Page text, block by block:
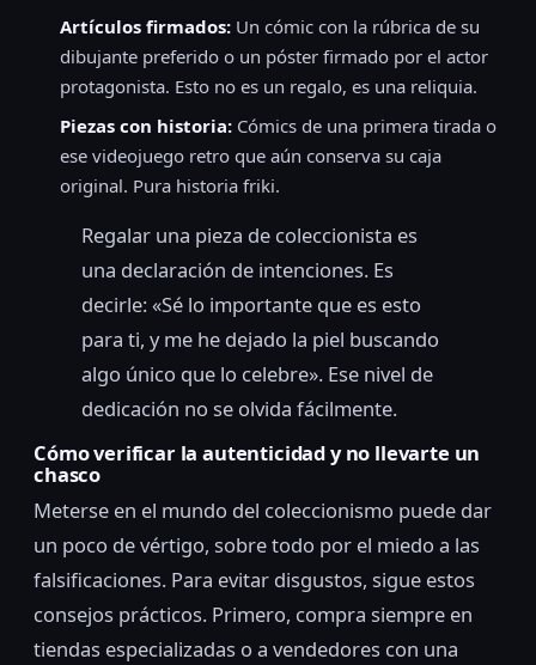
Artículos firmados: Un cómic con la rúbrica de su
dibujante preferido o un póster firmado por el actor
protagonista. Esto no es un regalo, es una reliquia.
Piezas con historia: Cómics de una primera tirada o
ese videojuego retro que aún conserva su caja
original. Pura historia friki.
Regalar una pieza de coleccionista es
una declaración de intenciones. Es
decirle: «Sé lo importante que es esto
para ti, y me he dejado la piel buscando
algo único que lo celebre». Ese nivel de
dedicación no se olvida fácilmente.
Cómo verificar la autenticidad y no llevarte un
chasco
Meterse en el mundo del coleccionismo puede dar
un poco de vértigo, sobre todo por el miedo a las
falsificaciones. Para evitar disgustos, sigue estos
consejos prácticos. Primero, compra siempre en
tiendas especializadas o a vendedores con una